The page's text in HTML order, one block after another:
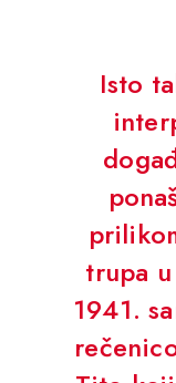
Isto
trupa
1941.